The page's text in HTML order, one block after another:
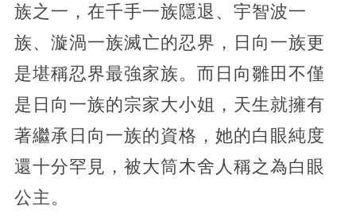
族之一，在千手一族隱退、宇智波一
族、漩渦一族滅亡的忍界，日向一族更
是堪稱忍界最強家族。而日向雛田不僅
是日向一族的宗家大小姐，天生就擁有
著繼承日向一族的資格，她的白眼純度
還十分罕見，被大筒木舍人稱之為白眼
公主。